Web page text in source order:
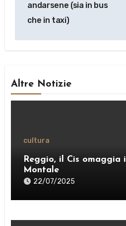
andarsene (sia in bus
che in taxi)
Altre Notizie
cultura
Reggio, il Cis omaggia
Montale
22/07/2025